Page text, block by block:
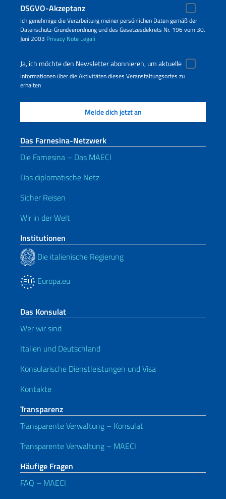
DSGVO-Akzeptanz
Ich genehmige die Verarbeitung meiner persönlichen Daten gemäß der
Datenschutz-Grundverordnung und des Gesetzesdekrets Nr. 196 vom 30.
Juni 2003 Privacy Note Legali
Ja, ich möchte den Newsletter abonnieren, um aktuelle
Informationen über die Aktivitäten dieses Veranstaltungsortes zu
erhalten
Das Farnesina-Netzwerk
Die Farnesina – Das MAECI
Das diplomatische Netz
Sicher Reisen
Wir in der Welt
Institutionen
Die italienische Regierung
Europa.eu
Das Konsulat
Wer wir sind
Italien und Deutschland
Konsularische Dienstleistungen und Visa
Kontakte
Transparenz
Transparente Verwaltung – Konsulat
Transparente Verwaltung – MAECI
Häufige Fragen
FAQ – MAECI